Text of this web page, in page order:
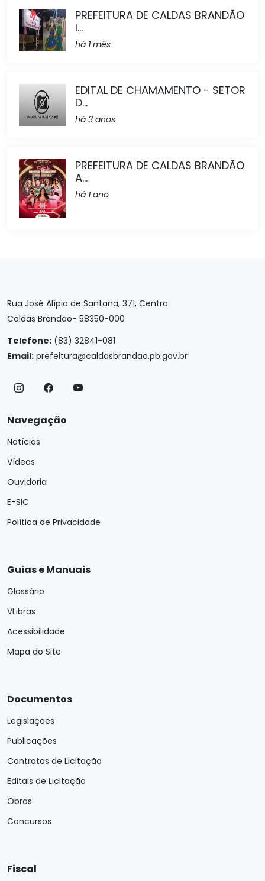
PREFEITURA DE CALDAS BRANDÃO
I...
há 1 mês
EDITAL DE CHAMAMENTO - SETOR
D...
há 3 anos
PREFEITURA DE CALDAS BRANDÃO
A...
há 1 ano
Rua José Alípio de Santana, 371, Centro
Caldas Brandão- 58350-000
Telefone: (83) 32841-081
Email: prefeitura@caldasbrandao.pb.gov.br
Navegação
Notícias
Vídeos
Ouvidoria
E-SIC
Política de Privacidade
Guias e Manuais
Glossário
VLibras
Acessibilidade
Mapa do Site
Documentos
Legislações
Publicações
Contratos de Licitação
Editais de Licitação
Obras
Concursos
Fiscal